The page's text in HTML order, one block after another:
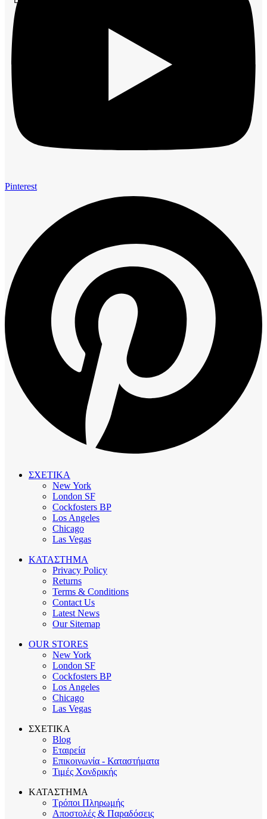
Pinterest
ΣΧΕΤΙΚΑ
New York
London SF
Cockfosters BP
Los Angeles
Chicago
Las Vegas
ΚΑΤΑΣΤΗΜΑ
Privacy Policy
Returns
Terms & Conditions
Contact Us
Latest News
Our Sitemap
OUR STORES
New York
London SF
Cockfosters BP
Los Angeles
Chicago
Las Vegas
ΣΧΕΤΙΚΑ
Blog
Εταιρεία
Επικοινωνία - Καταστήματα
Τιμές Χονδρικής
ΚΑΤΑΣΤΗΜΑ
Τρόποι Πληρωμής
Αποστολές & Παραδόσεις